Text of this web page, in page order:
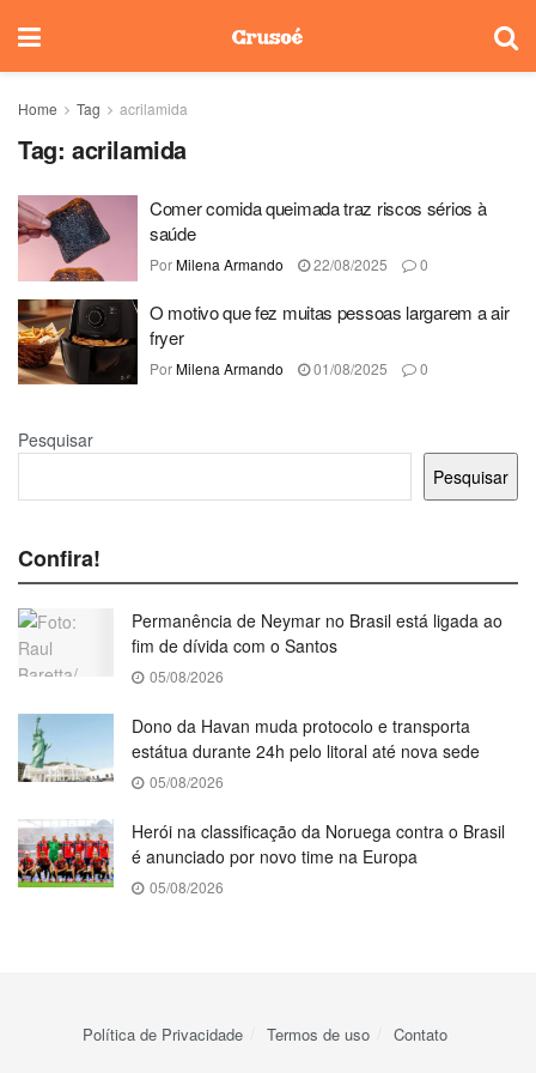
Home Tag acrilamida
Tag: acrilamida
Comer comida queimada traz riscos sérios à
saúde
PorMilena Armando 22/08/2025 0
O motivo que fez muitas pessoas largarem a air
fryer
PorMilena Armando 01/08/2025 0
Pesquisar
Pesquisar
Confira!
Permanência de Neymar no Brasil está ligada ao
fim de dívida com o Santos
05/08/2026
Dono da Havan muda protocolo e transporta
estátua durante 24h pelo litoral até nova sede
05/08/2026
Herói na classificação da Noruega contra o Brasil
é anunciado por novo time na Europa
05/08/2026
Política de Privacidade Termos de uso Contato